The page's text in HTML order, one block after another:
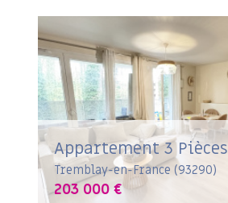
Appartement 3 Pièces
Tremblay-en-France (93290)
203 000 €